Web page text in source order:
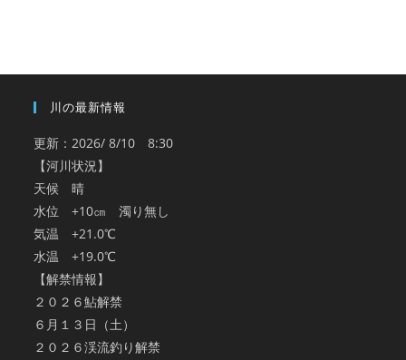
川の最新情報
更新：2026/ 8/10 8:30
【河川状況】
天候 晴
水位 +10㎝ 濁り無し
気温 +21.0℃
水温 +19.0℃
【解禁情報】
２０２６鮎解禁
６月１３日（土）
２０２６渓流釣り解禁